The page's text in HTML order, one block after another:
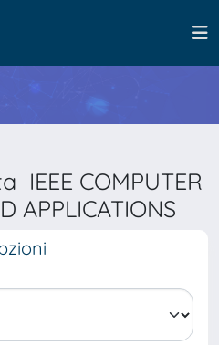
IEEE COMPUTER
APPLICATIONS